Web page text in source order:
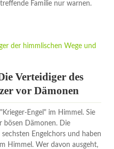
Familie nur warnen.
Verteidiger des
vor Dämonen
Engel" im Himmel. Sie
bösen Dämonen. Die
Engelchors und haben
Himmel. Wer davon ausgeht,